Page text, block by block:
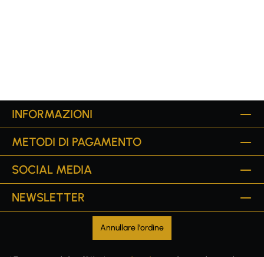
INFORMAZIONI
METODI DI PAGAMENTO
SOCIAL MEDIA
NEWSLETTER
Annullare l'ordine